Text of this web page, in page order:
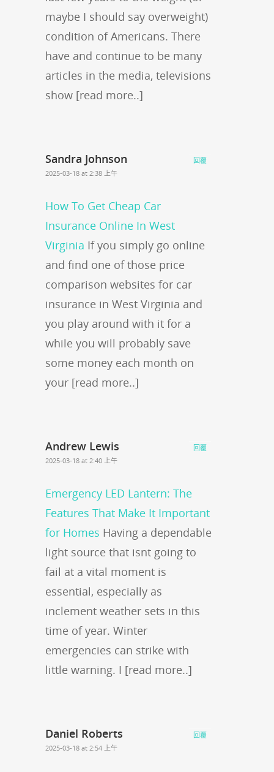
maybe I should say overweight)
condition of Americans. There
have and continue to be many
articles in the media, televisions
show [read more..]
Sandra Johnson
2025-03-18 at 2:38 上午
How To Get Cheap Car
Insurance Online In West
Virginia If you simply go online
and find one of those price
comparison websites for car
insurance in West Virginia and
you play around with it for a
while you will probably save
some money each month on
your [read more..]
回覆
Andrew Lewis
2025-03-18 at 2:40 上午
Emergency LED Lantern: The
Features That Make It Important
for Homes Having a dependable
light source that isnt going to
fail at a vital moment is
essential, especially as
inclement weather sets in this
time of year. Winter
emergencies can strike with
little warning. I [read more..]
回覆
Daniel Roberts
2025-03-18 at 2:54 上午
回覆